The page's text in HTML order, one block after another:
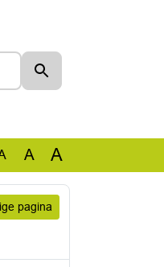
A A
pagina